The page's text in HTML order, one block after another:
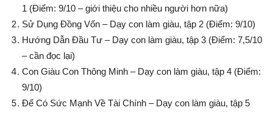
1 (Điểm: 9/10 – giới thiệu cho nhiều người hơn nữa)
Sử Dụng Đồng Vốn – Dạy con làm giàu, tập 2 (Điểm: 9/10)
Hướng Dẫn Đầu Tư – Dạy con làm giàu, tập 3 (Điểm: 7,5/10
– cần đọc lại)
Con Giàu Con Thông Minh – Dạy con làm giàu, tập 4 (Điểm:
9/10)
Để Có Sức Mạnh Về Tài Chính – Dạy con làm giàu, tập 5